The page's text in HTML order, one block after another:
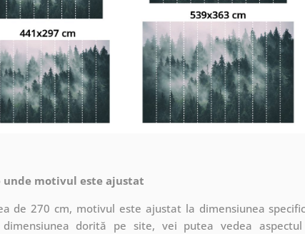
motivul este ajustat
de 270 cm, motivul este ajustat la dimensiunea
dorită pe site, vei putea vedea